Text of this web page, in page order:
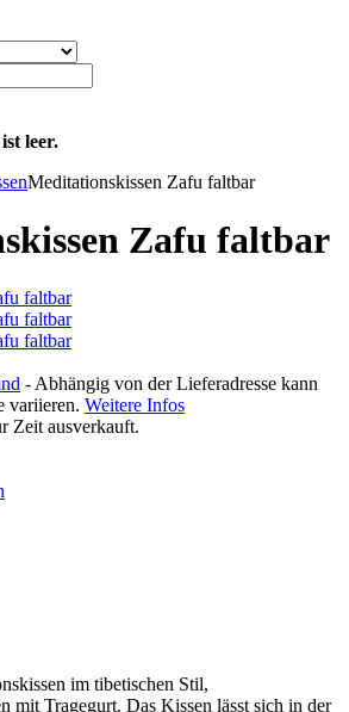
leer.
Meditationskissen Zafu faltbar
Zafu faltbar
- Abhängig von der Lieferadresse kann
variieren. Weitere Infos
Zeit ausverkauft.
im tibetischen Stil,
mit Tragegurt. Das Kissen lässt sich in der